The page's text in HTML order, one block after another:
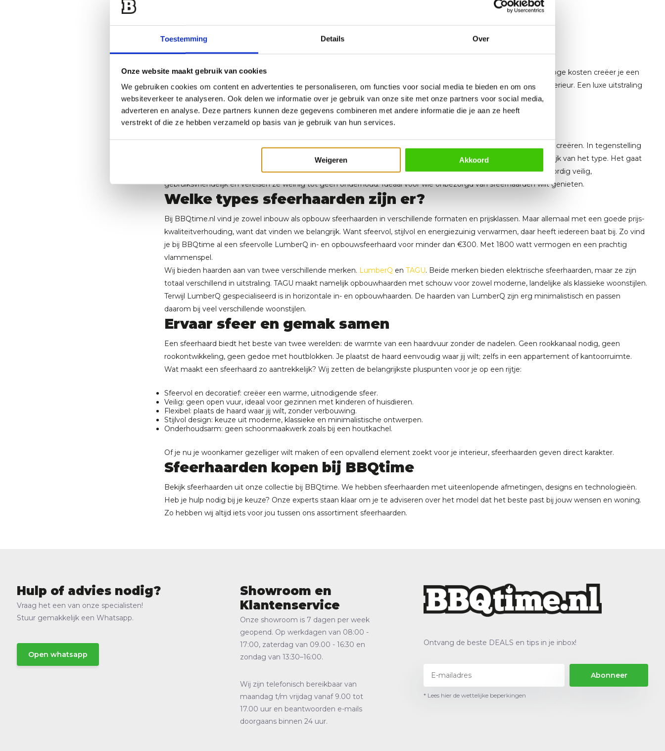
Toestemming Details Over
Onze website maakt gebruik van cookies
We gebruiken cookies om content en advertenties te personaliseren, om functies voor social media te bieden en om ons
websiteverkeer te analyseren. Ook delen we informatie over je gebruik van onze site met onze partners voor social media,
adverteren en analyse. Deze partners kunnen deze gegevens combineren met andere informatie die je aan ze heeft
verstrekt of die ze hebben verzameld op basis van je gebruik van hun services.
Weigeren Akkoord
Onze luxe sfeerhaarden brengen direct warmte, gezelligheid en stijl in iedere ruimte. Zonder gedoe en zonder hoge kosten creëer je een
sfeervolle plek om te ontspannen. Ontdek onze complete collectie en kies een haard die perfect past bij jouw interieur. Een luxe uitstraling
zonder de luxe prijs. Welke haard past in jouw interieur?
Sfeerhaarden: haal gezelligheid in huis
Sfeerhaarden zijn haarden zonder schoorsteenaansluiting die voornamelijk bedoeld zijn om sfeer en ambiance te creëren. In tegenstelling
tot een traditionele open haard of houtkachel geeft een sfeerhaard meestal weinig tot geen warmte af, afhankelijk van het type. Het gaat
vooral om het visuele effect van het vlammende beeld. Dankzij moderne technieken zijn sfeerhaarden tegenwoordig veilig,
gebruiksvriendelijk en vereisen ze weinig tot geen onderhoud. Ideaal voor wie onbezorgd van sfeerhaarden wilt genieten.
Welke types sfeerhaarden zijn er?
Bij BBQtime.nl vind je zowel inbouw als opbouw sfeerhaarden in verschillende formaten en prijsklassen. Maar allemaal met een goede prijs-
kwaliteitverhouding, want dat vinden we belangrijk. Want sfeervol, stijlvol en energiezuinig verwarmen, daar heeft iedereen baat bij. Zo vind
je bij BBQtime al een sfeervolle LumberQ in- en opbouwsfeerhaard voor minder dan €300. Met 1800 watt vermogen en een prachtig
vlammenspel.
Wij bieden haarden aan van twee verschillende merken. LumberQ en TAGU. Beide merken bieden elektrische sfeerhaarden, maar ze zijn
totaal verschillend in uitstraling. TAGU maakt namelijk opbouwhaarden met schouw voor zowel moderne, landelijke als klassieke woonstijlen.
Terwijl LumberQ gespecialiseerd is in horizontale in- en opbouwhaarden. De haarden van LumberQ zijn erg minimalistisch en passen
daarom bij veel verschillende woonstijlen.
Ervaar sfeer en gemak samen
Een sfeerhaard biedt het beste van twee werelden: de warmte van een haardvuur zonder de nadelen. Geen rookkanaal nodig, geen
rookontwikkeling, geen gedoe met houtblokken. Je plaatst de haard eenvoudig waar jij wilt; zelfs in een appartement of kantoorruimte.
Wat maakt een sfeerhaard zo aantrekkelijk? Wij zetten de belangrijkste pluspunten voor je op een rijtje:
Sfeervol en decoratief: creëer een warme, uitnodigende sfeer.
Veilig: geen open vuur, ideaal voor gezinnen met kinderen of huisdieren.
Flexibel: plaats de haard waar jij wilt, zonder verbouwing.
Stijlvol design: keuze uit moderne, klassieke en minimalistische ontwerpen.
Onderhoudsarm: geen schoonmaakwerk zoals bij een houtkachel.
Of je nu je woonkamer gezelliger wilt maken of een opvallend element zoekt voor je interieur, sfeerhaarden geven direct karakter.
Sfeerhaarden kopen bij BBQtime
Bekijk sfeerhaarden uit onze collectie bij BBQtime. We hebben sfeerhaarden met uiteenlopende afmetingen, designs en technologieën.
Heb je hulp nodig bij je keuze? Onze experts staan klaar om je te adviseren over het model dat het beste past bij jouw wensen en woning.
Zo hebben wij altijd iets voor jou tussen ons assortiment sfeerhaarden.
Hulp of advies nodig?
Vraag het een van onze specialisten!
Stuur gemakkelijk een Whatsapp.
Open whatsapp
Showroom en
Klantenservice
Onze showroom is 7 dagen per week
geopend. Op werkdagen van 08:00 -
17:00, zaterdag van 09.00 - 16:30 en
zondag van 13:30–16:00.
Wij zijn telefonisch bereikbaar van
maandag t/m vrijdag vanaf 9.00 tot
17.00 uur en beantwoorden e-mails
doorgaans binnen 24 uur.
Ontvang de beste DEALS en tips in je inbox!
Abonneer
* Lees hier de wettelijke beperkingen